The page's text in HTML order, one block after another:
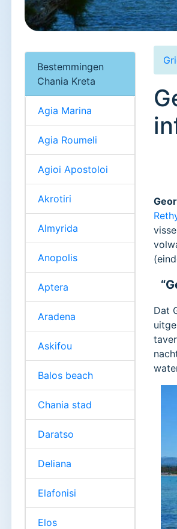
Dat
Bestemmingen
Chania Kreta
Agia Marina
Agia Roumeli
Agioi Apostoloi
Akrotiri
Almyrida
Anopolis
Aptera
Aradena
Askifou
Balos beach
Chania stad
Daratso
Deliana
Elafonisi
Elos